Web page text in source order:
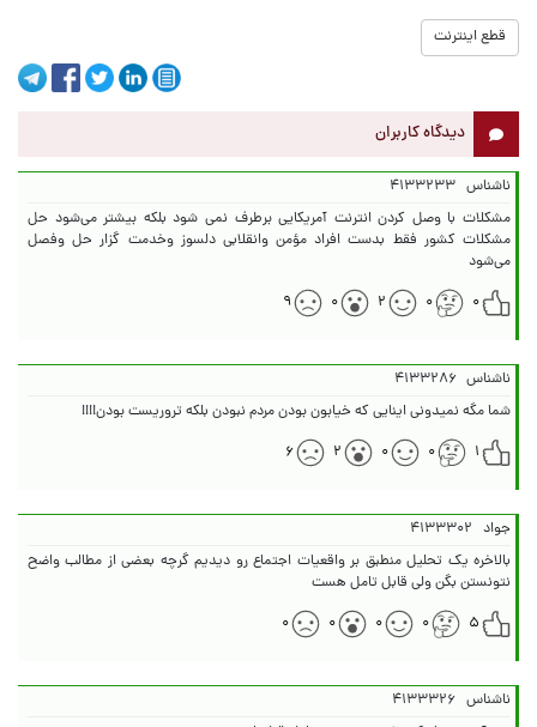
قطع اینترنت
دیدگاه کاربران
ناشناس ۴۱۳۳۲۳۳
مشکلات با وصل کردن انترنت آمریکایی برطرف نمی شود بلکه بیشتر می‌شود حل
مشکلات کشور فقط بدست افراد مؤمن وانقلابی دلسوز وخدمت گزار حل وفصل
می‌شود
۰
۰ ۲ ۰ ۹
ناشناس ۴۱۳۳۲۸۶
شما مگه نمیدونی اینایی که خیابون بودن مردم نبودن بلکه تروریست بودن!!!!
۱
۰ ۰ ۲ ۶
جواد ۴۱۳۳۳۰۲
بالاخره یک تحلیل منطبق بر واقعیات اجتماع رو دیدیم گرچه بعضی از مطالب واضح
نتونستن بگن ولی قابل تامل هست
۵
۰ ۰ ۰ ۰
ناشناس ۴۱۳۳۳۲۶